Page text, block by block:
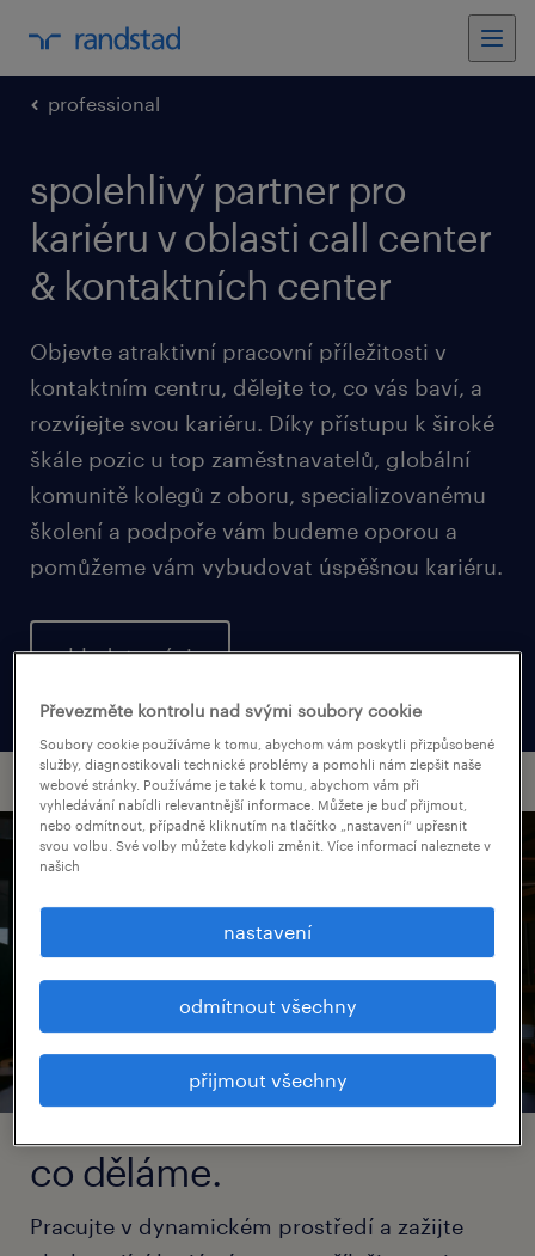
professional
spolehlivý partner pro
kariéru v oblasti call center
& kontaktních center
Objevte atraktivní pracovní příležitosti v
kontaktním centru, dělejte to, co vás baví, a
rozvíjejte svou kariéru. Díky přístupu k široké
škále pozic u top zaměstnavatelů, globální
komunitě kolegů z oboru, specializovanému
školení a podpoře vám budeme oporou a
pomůžeme vám vybudovat úspěšnou kariéru.
hledat práci
co děláme.
Pracujte v dynamickém prostředí a zažijte
Převezměte kontrolu nad svými soubory cookie
Soubory cookie používáme k tomu, abychom vám poskytli přizpůsobené
služby, diagnostikovali technické problémy a pomohli nám zlepšit naše
webové stránky. Používáme je také k tomu, abychom vám při
vyhledávání nabídli relevantnější informace. Můžete je buď přijmout,
nebo odmítnout, případně kliknutím na tlačítko „nastavení“ upřesnit
svou volbu. Své volby můžete kdykoli změnit. Více informací naleznete v
našich
nastavení
odmítnout všechny
přijmout všechny